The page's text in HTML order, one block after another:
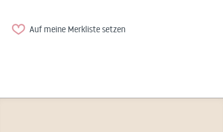
Auf meine Merkliste setzen